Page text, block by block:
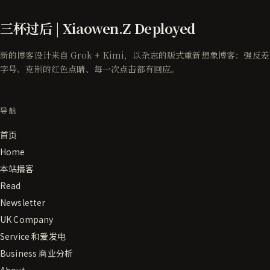
三杯过后 | Xiaowen.Z Deployed
新的博客设计来自 Grok + Kimi，以杂志的版式重新想象博客：强反差
字号、克制的红色点睛、每一次点击都有回应。
导航
首页
Home
本站播客
Read
Newsletter
UK Company
Service 和爱发电
Business 商业分析